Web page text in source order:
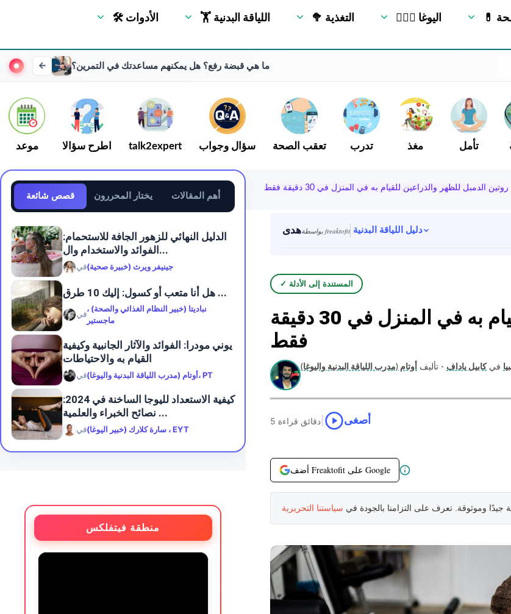
🛠 الأدوات 🏋 اللياقة البدنية 🥦 التغذية 🧘🏻‍♂️ اليوغا
ما هي قبضة رفع؟ هل يمكنهم مساعدتك في التمرين؟
موعد اطرح سؤالا talk2expert سؤال وجواب تعقب الصحة تدرب مغذ تأمل
روتين الدمبل للظهر والذراعين للقيام به في المنزل في 30 دقيقة فقط
هدى بواسطة freaktofit دليل اللياقة البدنية
✓ المستندة إلى الأدلة
روتين الدمبل للظهر والذراعين للقيام به في المنزل في 30 دقيقة
فقط
في كابيل ياداف - تأليف
5 دقائق قراءة أصغى
أضف Freaktofit على Google
جيدًا وموثوقة. تعرف على التزامنا بالجودة في سياستنا التحريرية
قصص شائعة يختار المحررون أهم المقالات
الدليل النهائي للزهور الجافة للاستحمام:
الفوائد والاستخدام وال...
فيجينيفر ويرث (خبيرة صحية)
هل أنا متعب أو كسول: إليك 10 طرق ...
في
نباديتا (خبير النظام الغذائي والصحة) ،
ماجستير
يوني مودرا: الفوائد والآثار الجانبية وكيفية
القيام به والاحتياطات
في أوتام (مدرب اللياقة البدنية واليوغا)، PT
كيفية الاستعداد لليوجا الساخنة في 2024:
نصائح الخبراء والعلمية ...
في سارة كلارك (خبير اليوغا) ، EYT
منطقة فيتفلكس